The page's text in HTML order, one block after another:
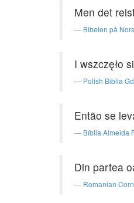
Men det
Bibelen på
I wszczęło
Polish Biblia
Então se
Bíblia Almeida
Din partea
Romanian